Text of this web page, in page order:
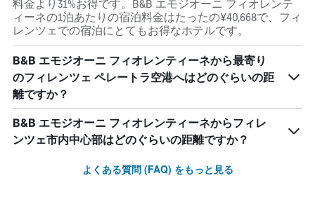
料金より31%お得です。B&B エモジオーニ フィオレンテ
ィーネの1泊あたりの宿泊料金はたったの¥40,668で、フィ
レンツェでの宿泊にとてもお得なホテルです。
B&B エモジオーニ フィオレンティーネから最寄り
のフィレンツェ ペレートラ空港へはどのぐらいの距
離ですか？
B&B エモジオーニ フィオレンティーネからフィレ
ンツェ市内中心部はどのぐらいの距離ですか？
よくある質問 (FAQ) をもっと見る